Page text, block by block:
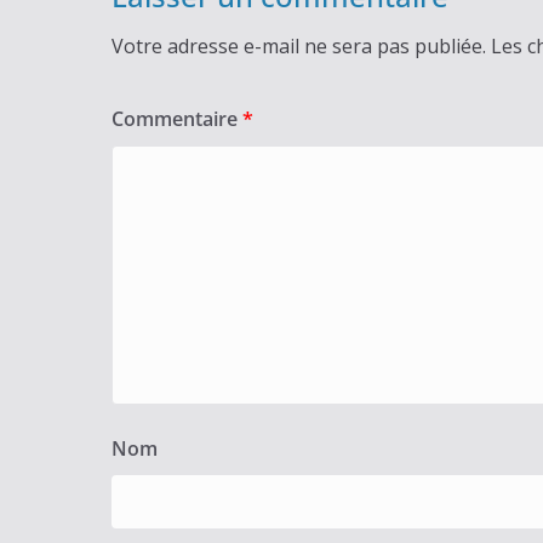
Votre adresse e-mail ne sera pas publiée. Les
Commentaire*
Nom